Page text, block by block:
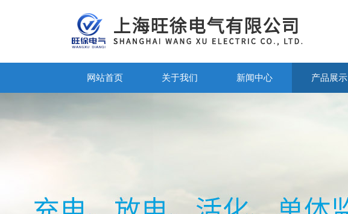
网站首页 关于我们 新闻中心 产品展示